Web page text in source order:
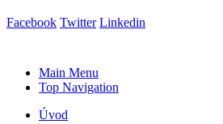
Facebook Twitter Linkedin
Main Menu
Top Navigation
Úvod